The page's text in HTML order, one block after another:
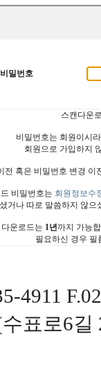
비밀번호
스캔다운
비밀번호는 회원이시
회원으로 가입하지
전 혹은 비밀번호 변경
비밀번호는 회원정보수
셨거나 따로 말씀하지 않으
운로드는 1년까지 가능
필요하신 경우 필
4911
표로6